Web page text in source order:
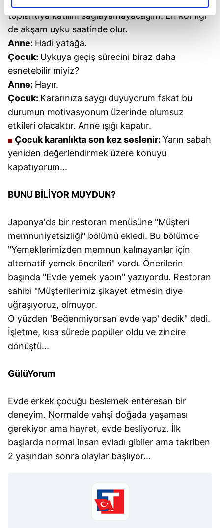
elimizden gelen çabayı gösterdiğimizi ve bu noktada,
reklamların maliyetlerimizi karşılamak noktasında tek gelir
kalemimiz olduğunu sizlere hatırlatmak isteriz.
Her halükârda, kullanıcılar, bu çerezlere izin vermedikleri
takdirde, kullanıcılara hedefli reklamlar
gösterilmeyecektir."
Sizlere daha iyi bir hizmet sunabilmek için İnternet
Sitemizde kendimize ve üçüncü kişilere ait çerezler
kullanılmaktadır. Bu çerezler vasıtasıyla çeşitli kişisel
verileriniz işlenmekte olup gerekli olan çerezler bilgi
toplumu hizmetlerinin sunulması amacıyla
kullanılmaktadır. Diğer çerezler, sitemizin daha işlevsel
kılınması ve kişiselleştirilmesi ve sizlere yönelik
sınırlı olarak açık rızanız dahilinde kullanılacaktır.
Çerezlere ilişkin tercihlerinizi aşağıda yer alan panel
vasıtasıyla belirleyebilirsiniz. Çerezlere ilişkin detaylı bilgi
için Ayarlar butonuna tıklayabilir,
Çerez Bilgilendirme
Metnimiziziyaret edebilirsiniz.
6698 sayılı Kişisel Verilerin Korunması Kanunu uyarınca
hazırlanmış Aydınlatma Metnimizi okumak ve sitemizde
ilgili mevzuata uygun olarak kullanılan çerezlerle ilgili bilgi
almak için lütfen
tıklayınız
toplantıya katılım sağlayamayacağım. En komiği
de akşam uyku saatinde olur.
Anne: Hadi yatağa.
Çocuk: Uykuya geçiş sürecini biraz daha
esnetebilir miyiz?
Anne: Hayır.
Çocuk: Kararınıza saygı duyuyorum fakat bu
durumun motivasyonum üzerinde olumsuz
etkileri olacaktır. Anne ışığı kapatır.
Çocuk karanlıkta son kez seslenir: Yarın sabah
yeniden değerlendirmek üzere konuyu
kapatıyorum...
BUNU BİLİYOR MUYDUN?
Japonya'da bir restoran menüsüne "Müşteri
memnuniyetsizliği" bölümü ekledi. Bu bölümde
"Yemeklerimizden memnun kalmayanlar için
alternatif yemek önerileri" vardı. Önerilerin
başında "Evde yemek yapın" yazıyordu. Restoran
sahibi "Müşterilerimiz şikayet etmesin diye
uğraşıyoruz, olmuyor.
O yüzden 'Beğenmiyorsan evde yap' dedik" dedi.
İşletme, kısa sürede popüler oldu ve zincire
dönüştü...
GülüYorum
Evde erkek çocuğu beslemek enteresan bir
deneyim. Normalde vahşi doğada yaşaması
gerekiyor ama hayret, evde besliyoruz. İlk
başlarda normal insan evladı gibiler ama takriben
2 yaşından sonra olaylar başlıyor...